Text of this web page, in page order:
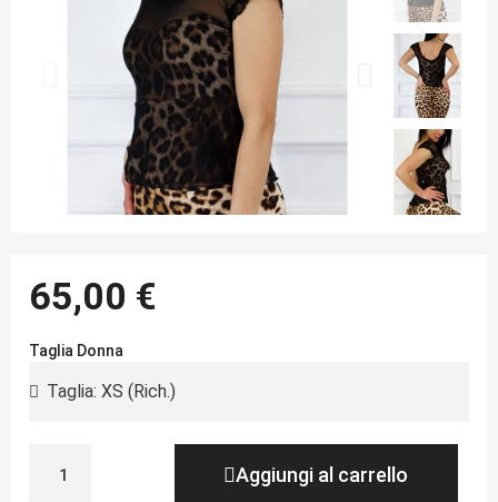
65,00 €
Taglia Donna
Aggiungi al carrello